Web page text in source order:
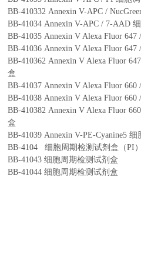
BB-410332 Annexin V-APC /
BB-41034 Annexin V-APC / 7-AAD
BB-41035 Annexin V Alexa Fluor
BB-41036 Annexin V Alexa Fluor
BB-410362 Annexin V Alexa Fluor
盒
BB-41037 Annexin V Alexa Fluor
BB-41038 Annexin V Alexa Fluor
BB-410382 Annexin V Alexa Fluor
盒
BB-41039 Annexin V-PE-Cyanine5细
BB-4104
细胞周期检测试剂盒（PI ）
BB-41043 细胞周期检测试剂盒
BB-41044 细胞周期检测试剂盒